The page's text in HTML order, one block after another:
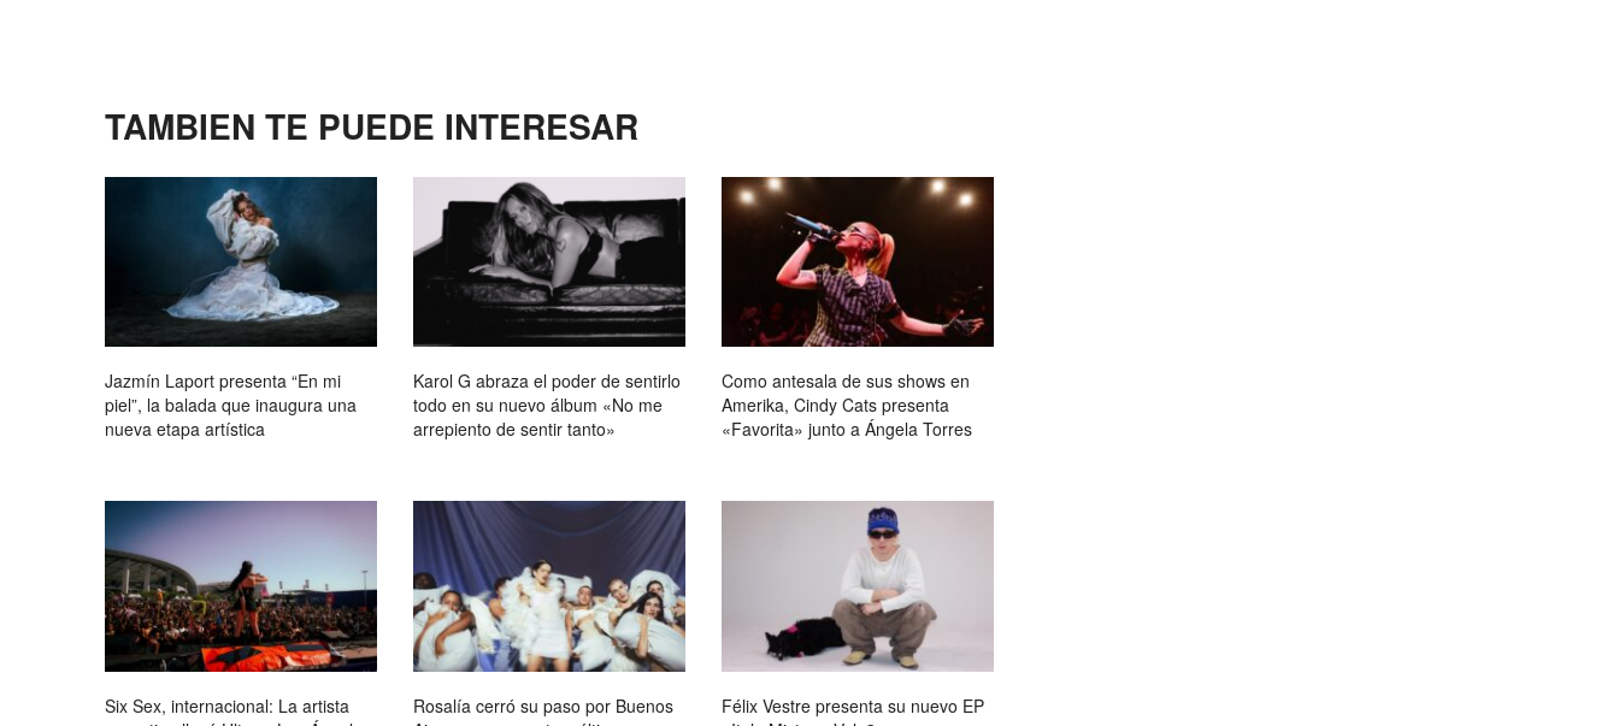
TAMBIEN TE PUEDE INTERESAR
Jazmín Laport presenta “En mi
piel”, la balada que inaugura una
nueva etapa artística
Karol G abraza el poder de sentirlo
todo en su nuevo álbum «No me
arrepiento de sentir tanto»
Como antesala de sus shows en
Amerika, Cindy Cats presenta
«Favorita» junto a Ángela Torres
Six Sex, internacional: La artista
Rosalía cerró su paso por Buenos
Félix Vestre presenta su nuevo EP